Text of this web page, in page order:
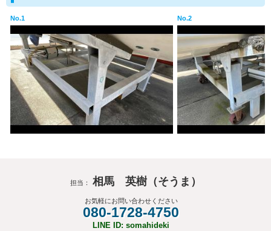
No.1 No.2
担当： 相馬 英樹（そうま）
お気軽にお問い合わせください
080-1728-4750
LINE ID: somahideki